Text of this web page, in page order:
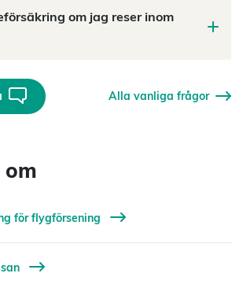
om jag reser inom
Alla vanliga frågor
om
för flygförsening